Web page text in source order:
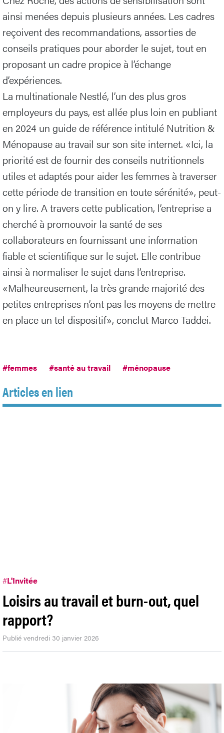
ainsi menées depuis plusieurs années. Les cadres
reçoivent des recommandations, assorties de
conseils pratiques pour aborder le sujet, tout en
proposant un cadre propice à l’échange
d’expériences.
La multinationale Nestlé, l’un des plus gros
employeurs du pays, est allée plus loin en publiant
en 2024 un guide de référence intitulé Nutrition &
Ménopause au travail sur son site internet. «Ici, la
priorité est de fournir des conseils nutritionnels
utiles et adaptés pour aider les femmes à traverser
cette période de transition en toute sérénité», peut-
on y lire. A travers cette publication, l’entreprise a
cherché à promouvoir la santé de ses
collaborateurs en fournissant une information
fiable et scientifique sur le sujet. Elle contribue
ainsi à normaliser le sujet dans l’entreprise.
«Malheureusement, la très grande majorité des
petites entreprises n’ont pas les moyens de mettre
en place un tel dispositif», conclut Marco Taddei.
#femmes #santé au travail #ménopause
Articles en lien
#L'Invitée
Loisirs au travail et burn-out, quel
rapport?
Publié vendredi 30 janvier 2026